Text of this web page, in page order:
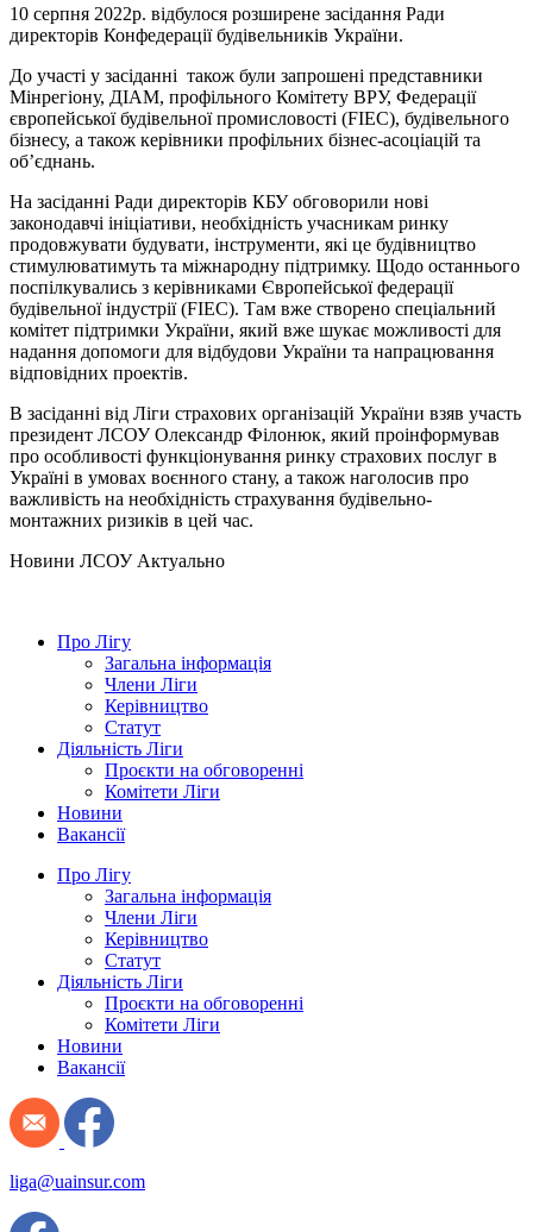
10 серпня 2022р. відбулося розширене засідання Ради
директорів Конфедерації будівельників України.
До участі у засіданні також були запрошені представники
Мінрегіону, ДІАМ, профільного Комітету ВРУ, Федерації
європейської будівельної промисловості (FIEC), будівельного
бізнесу, а також керівники профільних бізнес-асоціацій та
об’єднань.
На засіданні Ради директорів КБУ обговорили нові
законодавчі ініціативи, необхідність учасникам ринку
продовжувати будувати, інструменти, які це будівництво
стимулюватимуть та міжнародну підтримку. Щодо останнього
поспілкувались з керівниками Європейської федерації
будівельної індустрії (FIEC). Там вже створено спеціальний
комітет підтримки України, який вже шукає можливості для
надання допомоги для відбудови України та напрацювання
відповідних проектів.
В засіданні від Ліги страхових організацій України взяв участь
президент ЛСОУ Олександр Філонюк, який проінформував
про особливості функціонування ринку страхових послуг в
Україні в умовах воєнного стану, а також наголосив про
важливість на необхідність страхування будівельно-
монтажних ризиків в цей час.
Hовини ЛСОУ Актуально
Про Лігу
Загальна інформація
Члени Ліги
Керівництво
Статут
Діяльність Ліги
Проєкти на обговоренні
Комітети Ліги
Новини
Вакансії
Про Лігу
Загальна інформація
Члени Ліги
Керівництво
Статут
Діяльність Ліги
Проєкти на обговоренні
Комітети Ліги
Новини
Вакансії
liga@uainsur.com